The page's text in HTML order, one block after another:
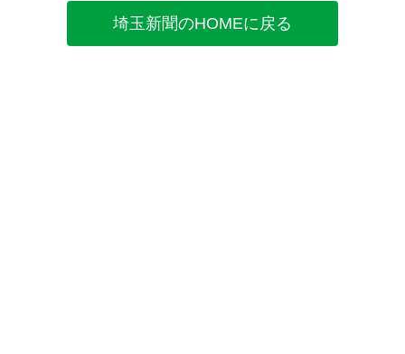
埼玉新聞のHOMEに戻る